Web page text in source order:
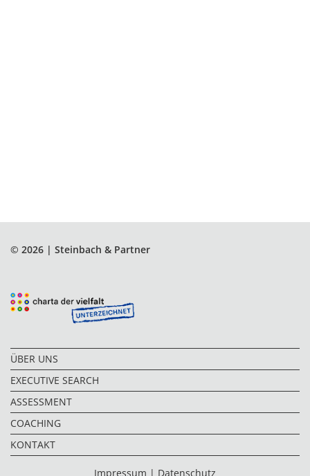
© 2026 | Steinbach & Partner
ÜBER UNS
EXECUTIVE SEARCH
ASSESSMENT
COACHING
KONTAKT
Impressum | Datenschutz